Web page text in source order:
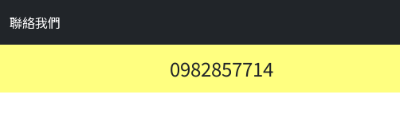
聯絡我們
0982857714